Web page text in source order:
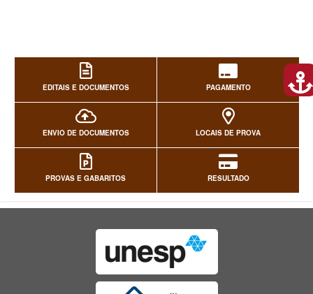
EDITAIS E DOCUMENTOS PAGAMENTO
ENVIO DE DOCUMENTOS LOCAIS DE PROVA
PROVAS E GABARITOS RESULTADO